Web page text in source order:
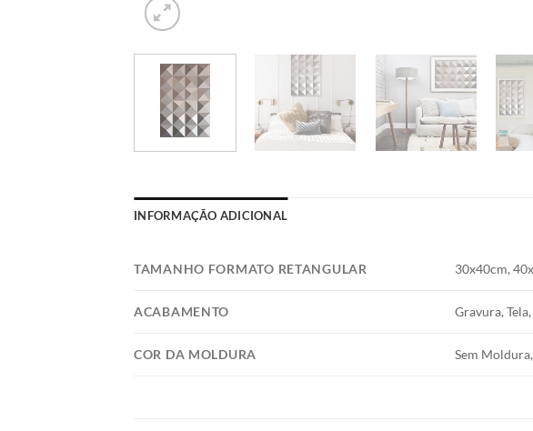
INFORMAÇÃO ADICIONAL
TAMANHO FORMATO RETANGULAR 30x40cm,
ACABAMENTO Gravura,
COR DA MOLDURA Sem